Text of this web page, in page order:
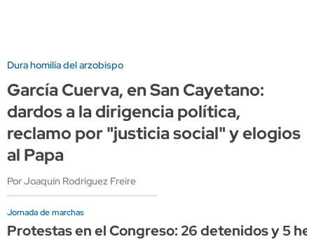
Dura homilía del arzobispo
García Cuerva, en San Cayetano:
dardos a la dirigencia política,
reclamo por "justicia social" y elogios
al Papa
Por Joaquín Rodríguez Freire
Jornada de marchas
Protestas en el Congreso: 26 detenidos y 5